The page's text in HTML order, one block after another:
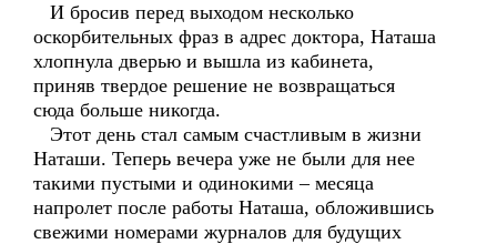
И бросив перед выходом несколько
оскорбительных фраз в адрес доктора, Наташа
хлопнула дверью и вышла из кабинета,
приняв твердое решение не возвращаться
сюда больше никогда.
Этот день стал самым счастливым в жизни
Наташи. Теперь вечера уже не были для нее
такими пустыми и одинокими – месяца
напролет после работы Наташа, обложившись
свежими номерами журналов для будущих